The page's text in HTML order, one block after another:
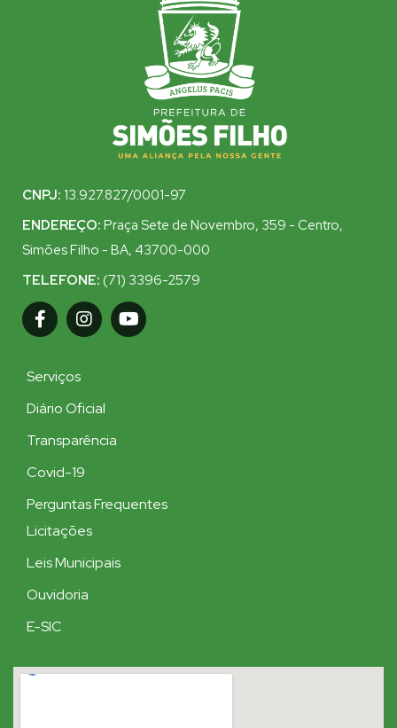
CNPJ: 13.927.827/0001-97
ENDEREÇO: Praça Sete de Novembro, 359 - Centro,
Simões Filho - BA, 43700-000
TELEFONE: (71) 3396-2579
Serviços
Diário Oficial
Transparência
Covid-19
Perguntas Frequentes
Licitações
Leis Municipais
Ouvidoria
E-SIC